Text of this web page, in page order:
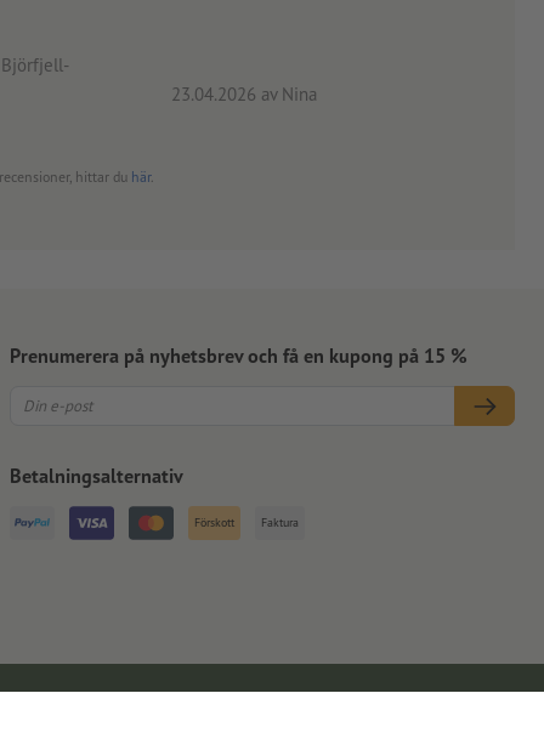
Björfjell-
23.04.2026 av Nina
hittar du här.
Prenumerera på nyhetsbrev och få en kupong på 15 %
Betalningsalternativ
Förskott Faktura